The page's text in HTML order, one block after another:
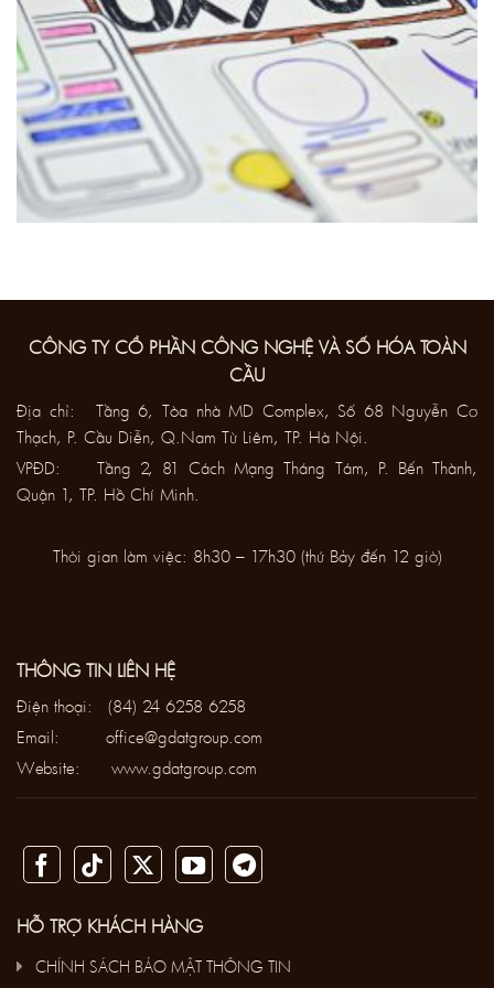
CÔNG TY CỔ PHẦN CÔNG NGHỆ VÀ SỐ HÓA TOÀN
CẦU
Địa chỉ: Tầng 6, Tòa nhà MD Complex, Số 68 Nguyễn Cơ
Thạch, P. Cầu Diễn, Q.Nam Từ Liêm, TP. Hà Nội.
VPĐD: Tầng 2, 81 Cách Mạng Tháng Tám, P. Bến Thành,
Quận 1, TP. Hồ Chí Minh.
Thời gian làm việc: 8h30 – 17h30 (thứ Bảy đến 12 giờ)
THÔNG TIN LIÊN HỆ
Điện thoại: (84) 24 6258 6258
Email: office@gdatgroup.com
Website: www.gdatgroup.com
HỖ TRỢ KHÁCH HÀNG
CHÍNH SÁCH BẢO MẬT THÔNG TIN